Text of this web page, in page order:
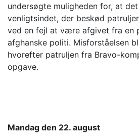
undersøgte muligheden for, at
venligtsindet, der beskød
ved en fejl at være afgivet fra en
afghanske politi. Misforståelsen
hvorefter patruljen fra Bravo-
opgave.
Mandag den 22. august